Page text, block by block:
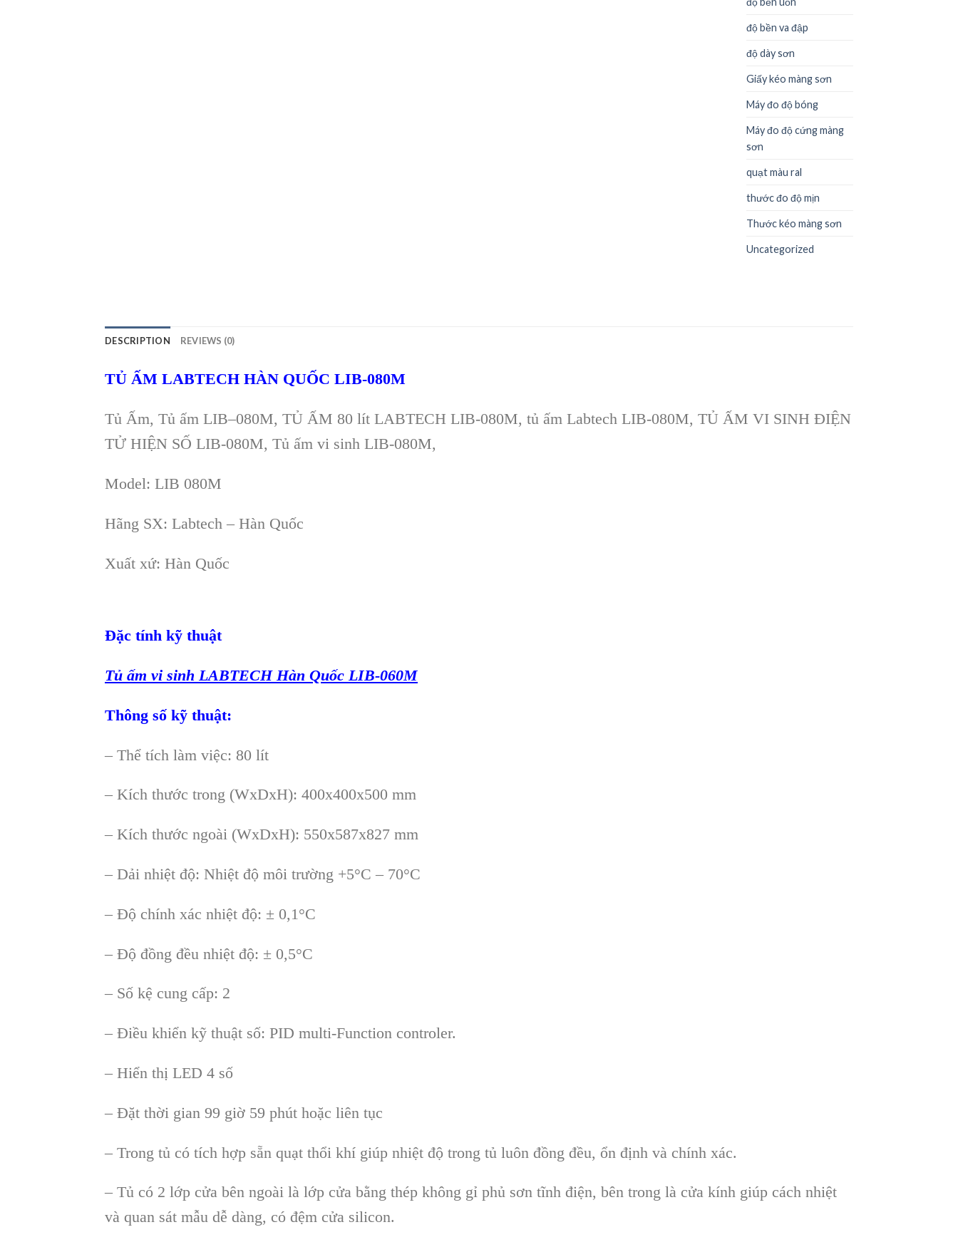
độ bền va đập
độ dày sơn
Giấy kéo màng sơn
Máy đo độ bóng
Máy đo độ cứng màng
sơn
quạt màu ral
thước đo độ mịn
Thước kéo màng sơn
Uncategorized
DESCRIPTION REVIEWS (0)
TỦ ẤM LABTECH HÀN QUỐC LIB-080M
Tủ Ấm, Tủ ấm LIB–080M, TỦ ẤM 80 lít LABTECH LIB-080M, tủ ấm Labtech LIB-080M, TỦ ẤM VI SINH ĐIỆN
TỬ HIỆN SỐ LIB-080M, Tủ ấm vi sinh LIB-080M,
Model: LIB 080M
Hãng SX: Labtech – Hàn Quốc
Xuất xứ: Hàn Quốc
Đặc tính kỹ thuật
Tủ ấm vi sinh LABTECH Hàn Quốc LIB-060M
Thông số kỹ thuật:
– Thể tích làm việc: 80 lít
– Kích thước trong (WxDxH): 400x400x500 mm
– Kích thước ngoài (WxDxH): 550x587x827 mm
– Dải nhiệt độ: Nhiệt độ môi trường +5°C – 70°C
– Độ chính xác nhiệt độ: ± 0,1°C
– Độ đồng đều nhiệt độ: ± 0,5°C
– Số kệ cung cấp: 2
– Điều khiển kỹ thuật số: PID multi-Function controler.
– Hiển thị LED 4 số
– Đặt thời gian 99 giờ 59 phút hoặc liên tục
– Trong tủ có tích hợp sẵn quạt thổi khí giúp nhiệt độ trong tủ luôn đồng đều, ổn định và chính xác.
– Tủ có 2 lớp cửa bên ngoài là lớp cửa bằng thép không gỉ phủ sơn tĩnh điện, bên trong là cửa kính giúp cách nhiệt
và quan sát mẫu dễ dàng, có đệm cửa silicon.